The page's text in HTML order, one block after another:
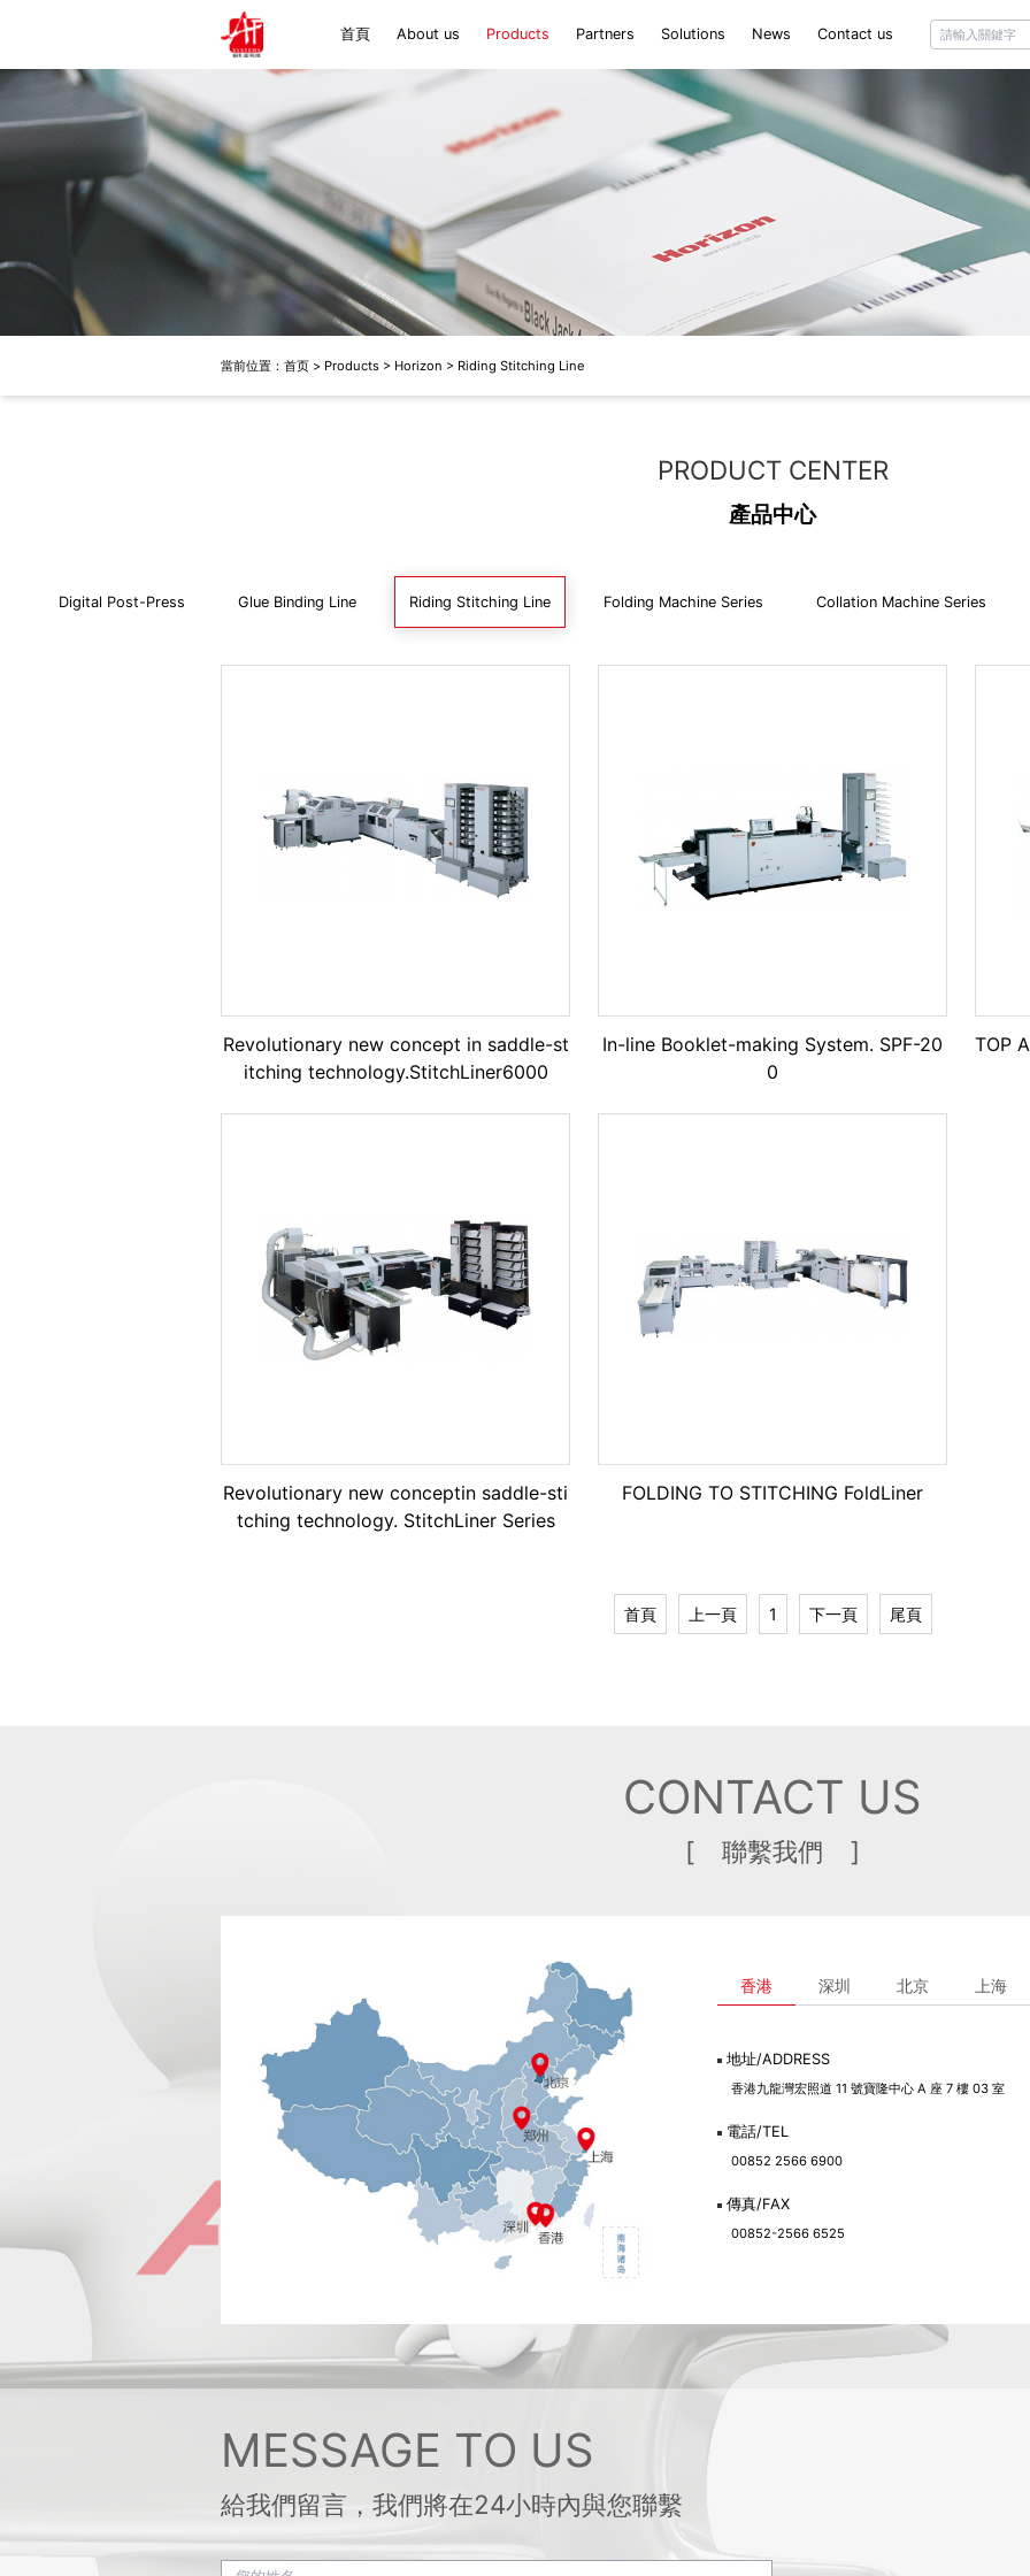
首頁 About us Products
Bacciottini
Zechini
Partners Solutions News
Company news
Industry information
Agent information
Contact us
當前位置： 首页 > Products > Horizon > Riding Stitching Line
PRODUCT CENTER
產品中心
Digital Post-Press Glue Binding Line Riding Stitching Line Folding Machine Series Collation Machine Series
Revolutionary new concept in saddle-st
itching technology.StitchLiner6000
In-line Booklet-making System. SPF-20
0
TOP
Revolutionary new conceptin saddle-sti
tching technology. StitchLiner Series
FOLDING TO STITCHING FoldLiner
首頁 上一頁 1 下一頁 尾頁
CONTACT US
[ 聯繫我們 ]
香港 深圳 北京 上海
地址/ADDRESS
香港九龍灣宏照道 11 號寶隆中心 A 座 7 樓 03 室
電話/TEL
00852 2566 6900
傳真/FAX
00852-2566 6525
MESSAGE TO US
給我們留言，我們將在24小時內與您聯繫